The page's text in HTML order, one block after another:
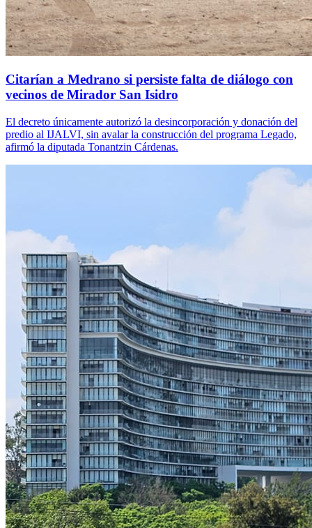
Citarían a Medrano si persiste falta de diálogo con
vecinos de Mirador San Isidro
El decreto únicamente autorizó la desincorporación y donación del
predio al IJALVI, sin avalar la construcción del programa Legado,
afirmó la diputada Tonantzin Cárdenas.